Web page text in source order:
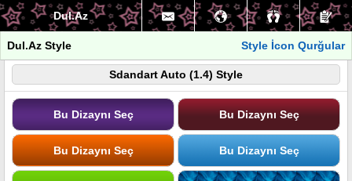
Dul.Az
Dul.Az Style Style İcon Qurğular
Sdandart Auto (1.4) Style
Bu Dizaynı Seç Bu Dizaynı Seç
Bu Dizaynı Seç Bu Dizaynı Seç